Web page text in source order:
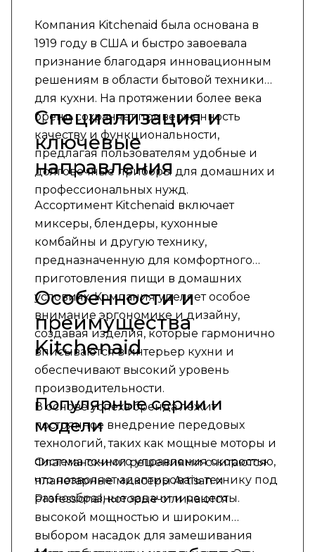
Компания Kitchenaid была основана в
1919 году в США и быстро завоевала
признание благодаря инновационным
решениям в области бытовой техники
для кухни. На протяжении более века
бренд сохраняет приверженность
качеству и функциональности,
предлагая пользователям удобные и
долговечные приборы для домашних и
профессиональных нужд.
Специализация и
ключевые
направления
Ассортимент Kitchenaid включает
миксеры, блендеры, кухонные
комбайны и другую технику,
предназначенную для комфортного
приготовления пищи в домашних
условиях. Компания уделяет особое
внимание эргономике и дизайну,
создавая изделия, которые гармонично
вписываются в интерьер кухни и
обеспечивают высокий уровень
производительности.
В основе успеха бренда лежит
постоянное внедрение передовых
технологий, таких как мощные моторы и
система точного управления скоростью,
что позволяет адаптировать технику под
разнообразные задачи и рецепты.
Особенности и
преимущества
Kitchenaid
Популярные серии и
модели
Флагманскими решениями считаются
планетарные миксеры Artisan и
Professional, которые отличаются
высокой мощностью и широким
выбором насадок для замешивания